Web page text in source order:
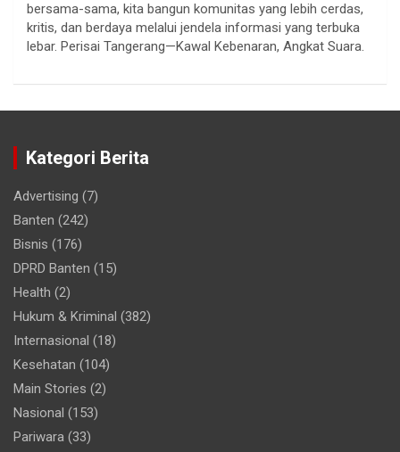
bersama-sama, kita bangun komunitas yang lebih cerdas,
kritis, dan berdaya melalui jendela informasi yang terbuka
lebar. Perisai Tangerang—Kawal Kebenaran, Angkat Suara.
Kategori Berita
Advertising (7)
Banten (242)
Bisnis (176)
DPRD Banten (15)
Health (2)
Hukum & Kriminal (382)
Internasional (18)
Kesehatan (104)
Main Stories (2)
Nasional (153)
Pariwara (33)